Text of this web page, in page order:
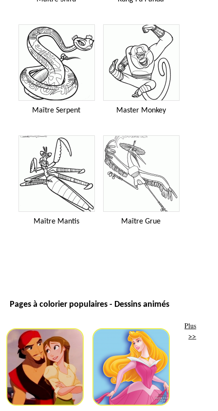
Maître Serpent Master Monkey
Maître Mantis Maître Grue
Pages à colorier populaires - Dessins animés
Plus
>>